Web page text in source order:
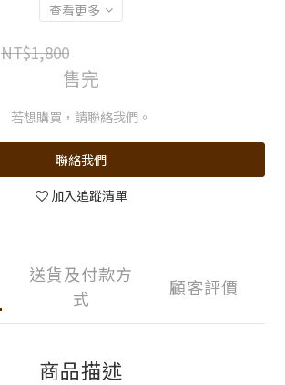
查看更多
NT$1,800
售完
若想購買，請聯絡我們。
聯絡我們
加入追蹤清單
送貨及付款方
式
顧客評價
商品描述